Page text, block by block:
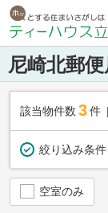
尼崎北郵
該当物件数 3件
絞り込み条件
空室のみ